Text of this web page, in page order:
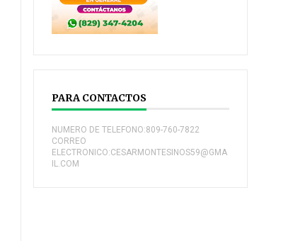
PARA CONTACTOS
NUMERO DE TELEFONO:809-760-7822
CORREO
ELECTRONICO:CESARMONTESINOS59@GMA
IL.COM